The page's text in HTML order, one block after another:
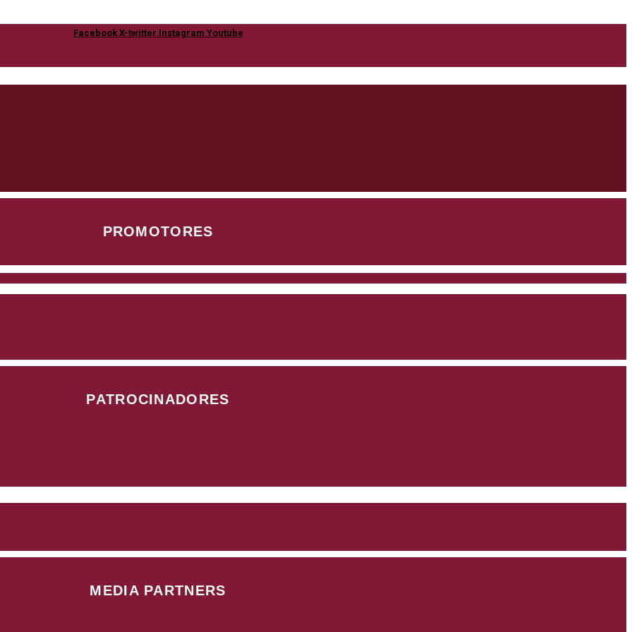
Facebook X-twitter Instagram Youtube
PROMOTORES
PATROCINADORES
MEDIA PARTNERS